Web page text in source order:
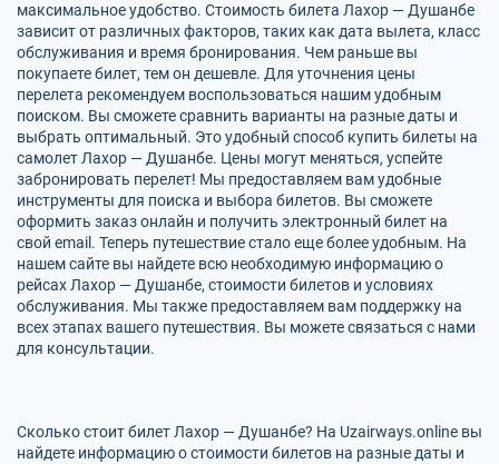
максимальное удобство. Стоимость билета Лахор — Душанбе
зависит от различных факторов, таких как дата вылета, класс
обслуживания и время бронирования. Чем раньше вы
покупаете билет, тем он дешевле. Для уточнения цены
перелета рекомендуем воспользоваться нашим удобным
поиском. Вы сможете сравнить варианты на разные даты и
выбрать оптимальный. Это удобный способ купить билеты на
самолет Лахор — Душанбе. Цены могут меняться, успейте
забронировать перелет! Мы предоставляем вам удобные
инструменты для поиска и выбора билетов. Вы сможете
оформить заказ онлайн и получить электронный билет на
свой email. Теперь путешествие стало еще более удобным. На
нашем сайте вы найдете всю необходимую информацию о
рейсах Лахор — Душанбе, стоимости билетов и условиях
обслуживания. Мы также предоставляем вам поддержку на
всех этапах вашего путешествия. Вы можете связаться с нами
для консультации.
Сколько стоит билет Лахор — Душанбе? На Uzairways.online вы
найдете информацию о стоимости билетов на разные даты и